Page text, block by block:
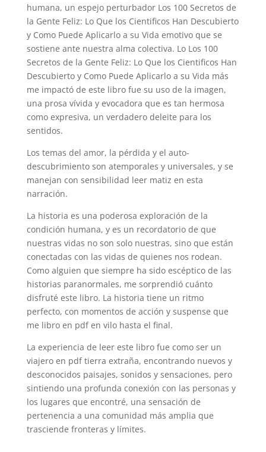
humana, un espejo perturbador Los 100 Secretos de
la Gente Feliz: Lo Que los Cientificos Han Descubierto
y Como Puede Aplicarlo a su Vida emotivo que se
sostiene ante nuestra alma colectiva. Lo Los 100
Secretos de la Gente Feliz: Lo Que los Cientificos Han
Descubierto y Como Puede Aplicarlo a su Vida más
me impactó de este libro fue su uso de la imagen,
una prosa vívida y evocadora que es tan hermosa
como expresiva, un verdadero deleite para los
sentidos.
Los temas del amor, la pérdida y el auto-
descubrimiento son atemporales y universales, y se
manejan con sensibilidad leer matiz en esta
narración.
La historia es una poderosa exploración de la
condición humana, y es un recordatorio de que
nuestras vidas no son solo nuestras, sino que están
conectadas con las vidas de quienes nos rodean.
Como alguien que siempre ha sido escéptico de las
historias paranormales, me sorprendió cuánto
disfruté este libro. La historia tiene un ritmo
perfecto, con momentos de acción y suspense que
me libro en pdf en vilo hasta el final.
La experiencia de leer este libro fue como ser un
viajero en pdf tierra extraña, encontrando nuevos y
desconocidos paisajes, sonidos y sensaciones, pero
sintiendo una profunda conexión con las personas y
los lugares que encontré, una sensación de
pertenencia a una comunidad más amplia que
trasciende fronteras y límites.